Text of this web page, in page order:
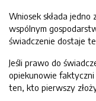
Wniosek składa jedno
wspólnym
świadczenie dostaje
Jeśli prawo do
opiekunowie faktyczni
ten, kto pierwszy